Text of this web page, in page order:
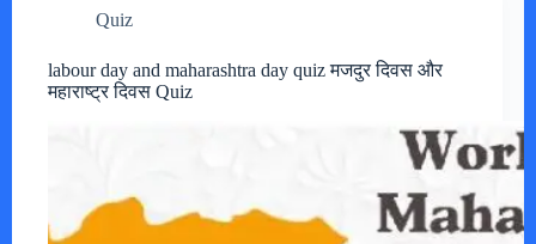
Quiz
labour day and maharashtra day quiz मजदुर दिवस और
महाराष्ट्र दिवस Quiz